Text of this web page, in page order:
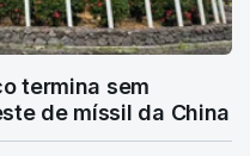
termina sem
de míssil da China